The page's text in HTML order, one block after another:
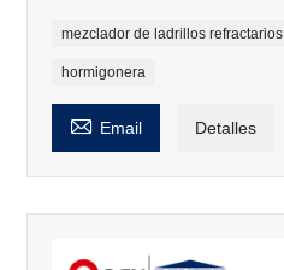
mezclador de ladrillos refractarios
hormigonera
 Email Detalles